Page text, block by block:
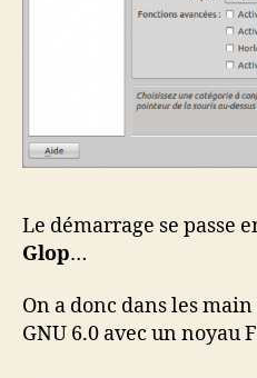
Le démarrage se passe
Glop…
On a donc dans les
GNU 6.0 avec un noyau